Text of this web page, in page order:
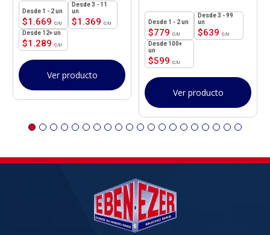
$1.669
1 - 2un
$1.369
3 - 11
un
$1.289
12+ un
Ver producto
$779
1 - 2un
$639
3 - 99
un
$599
100+
un
Ver producto